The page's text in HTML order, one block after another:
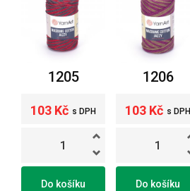
1205
103 Kč s DPH
Do košíku
1206
103 Kč s DPH
Do košíku